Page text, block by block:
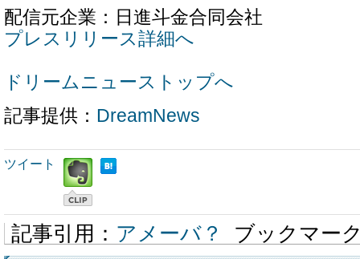
配信元企業：日進斗金合同会社
プレスリリース詳細へ
ドリームニューストップへ
記事提供： DreamNews
ツイート
記事引用： アメーバ？ ブックマー